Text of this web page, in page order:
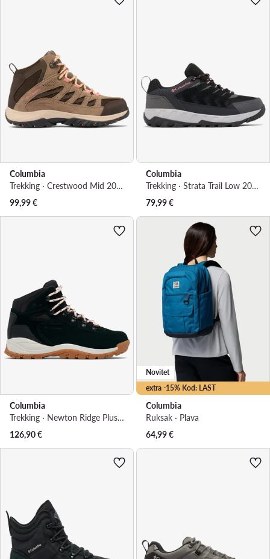
Columbia
Trekking · Crestwood Mid 2099861 · Zelena
99,99€
Columbia
Trekking · Strata Trail Low 2078551 · Crna
79,99€
Columbia
Trekking · Newton Ridge Plus Waterproof Amped 1718821 · Crna
126,90€
extra -15% Kod: LAST
Novitet
Columbia
Ruksak · Plava
64,99€